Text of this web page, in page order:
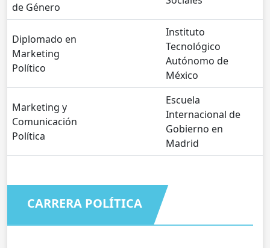
de Género
Diplomado en
Marketing
Político
Instituto
Tecnológico
Autónomo de
México
Marketing y
Comunicación
Política
Escuela
Internacional de
Gobierno en
Madrid
CARRERA POLÍTICA